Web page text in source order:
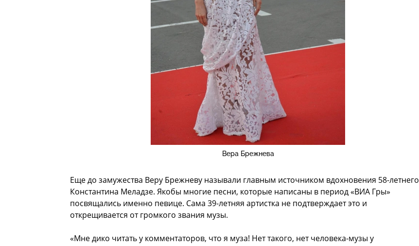
Вера Брежнева
Еще до замужества Веру Брежневу называли главным источником вдохновения 58-летнего
Константина Меладзе. Якобы многие песни, которые написаны в период «ВИА Гры»
посвящались именно певице. Сама 39-летняя артистка не подтверждает это и
открещивается от громкого звания музы.
«Мне дико читать у комментаторов, что я муза! Нет такого, нет человека-музы у